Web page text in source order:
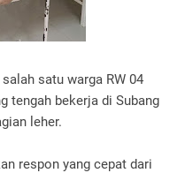
satu warga RW 04
tengah bekerja di Subang
leher.
respon yang cepat dari